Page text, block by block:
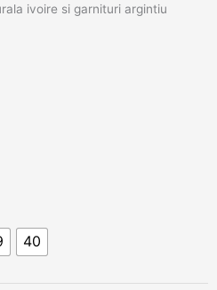
ivoire si garnituri argintiu
40